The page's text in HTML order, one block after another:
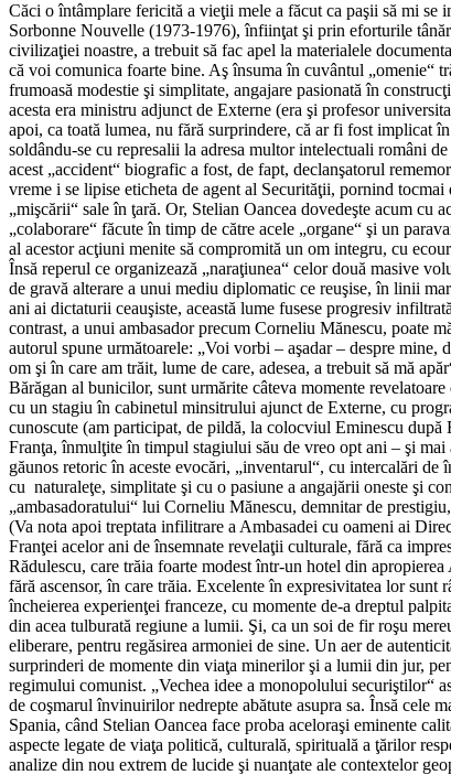
Căci o întâmplare fericită a vieţii mele a făcut ca paşii să mi se
Sorbonne Nouvelle (1973-1976), înfiinţat şi prin eforturile
civilizaţiei noastre, a trebuit să fac apel la materialele
că voi comunica foarte bine. Aş însuma în cuvântul „omenie“
frumoasă modestie şi simplitate, angajare pasionată în
acesta era ministru adjunct de Externe (era şi profesor
apoi, ca toată lumea, nu fără surprindere, că ar fi fost implicat
soldându-se cu represalii la adresa multor intelectuali români
acest „accident“ biografic a fost, de fapt, declanşatorul
vreme i se lipise eticheta de agent al Securităţii, pornind
„mişcării“ sale în ţară. Or, Stelian Oancea dovedeşte acum
„colaborare“ făcute în timp de către acele „organe“ şi un
al acestor acţiuni menite să compromită un om integru, cu
Însă reperul ce organizează „naraţiunea“ celor două masive
de gravă alterare a unui mediu diplomatic ce reuşise, în linii
ani ai dictaturii ceauşiste, această lume fusese progresiv
contrast, a unui ambasador precum Corneliu Mănescu, poate
autorul spune următoarele: „Voi vorbi – aşadar – despre
om şi în care am trăit, lume de care, adesea, a trebuit să mă
Bărăgan al bunicilor, sunt urmărite câteva momente
cu un stagiu în cabinetul minsitrului ajunct de Externe, cu
cunoscute (am participat, de pildă, la colocviul Eminescu
Franţa, înmulţite în timpul stagiului său de vreo opt ani – şi
găunos retoric în aceste evocări, „inventarul“, cu intercalări
cu naturaleţe, simplitate şi cu o pasiune a angajării oneste şi
„ambasadoratului“ lui Corneliu Mănescu, demnitar de
(Va nota apoi treptata infilitrare a Ambasadei cu oameni ai
Franţei acelor ani de însemnate revelaţii culturale, fără ca
Rădulescu, care trăia foarte modest într-un hotel din
fără ascensor, în care trăia. Excelente în expresivitatea lor
încheierea experienţei franceze, cu momente de-a dreptul
din acea tulburată regiune a lumii. Şi, ca un soi de fir roşu
eliberare, pentru regăsirea armoniei de sine. Un aer de
surprinderi de momente din viaţa minerilor şi a lumii din jur,
regimului comunist. „Vechea idee a monopolului securiştilor“
de coşmarul învinuirilor nedrepte abătute asupra sa. Însă cele
Spania, când Stelian Oancea face proba aceloraşi eminente
aspecte legate de viaţa politică, culturală, spirituală a ţărilor
analize din nou extrem de lucide şi nuanţate ale contextelor